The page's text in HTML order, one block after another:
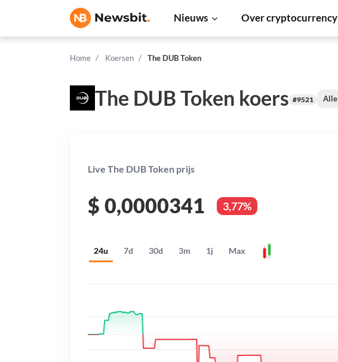
Nieuws Over cryptocurrency
Home Koersen The DUB Token
The DUB Token koers #9521 Alle
Live The DUB Token prijs
$ 0,0000341 3,77%
24u 7d 30d 3m 1j Max